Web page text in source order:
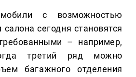
с возможностью
сегодня становятся
– например,
третий ряд можно
багажного отделения